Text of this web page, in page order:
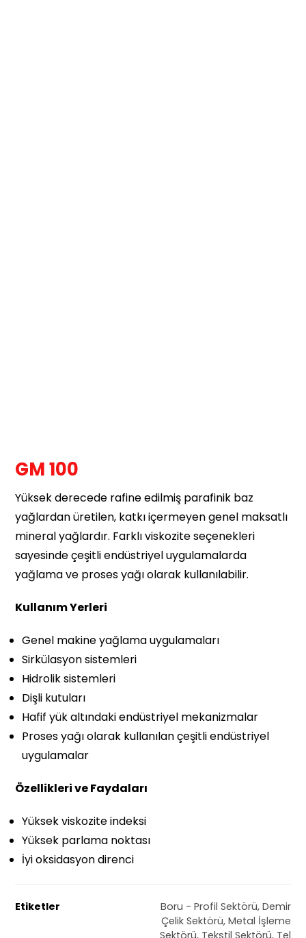
GM 100
Yüksek derecede rafine edilmiş parafinik baz
yağlardan üretilen, katkı içermeyen genel maksatlı
mineral yağlardır. Farklı viskozite seçenekleri
sayesinde çeşitli endüstriyel uygulamalarda
yağlama ve proses yağı olarak kullanılabilir.
Kullanım Yerleri
Genel makine yağlama uygulamaları
Sirkülasyon sistemleri
Hidrolik sistemleri
Dişli kutuları
Hafif yük altındaki endüstriyel mekanizmalar
Proses yağı olarak kullanılan çeşitli endüstriyel
uygulamalar
Özellikleri ve Faydaları
Yüksek viskozite indeksi
Yüksek parlama noktası
İyi oksidasyon direnci
Etiketler Boru - Profil Sektörü, Demir
Çelik Sektörü, Metal İşleme
Sektörü, Tekstil Sektörü, Tel